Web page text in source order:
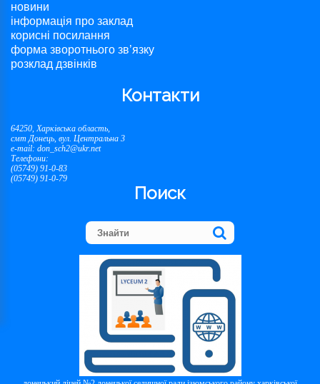
новини
інформація про заклад
корисні посилання
форма зворотнього зв’язку
розклад дзвінків
Контакти
64250, Харківська область,
смт Донець, вул. Центральна 3
e-mail: don_sch2@ukr.net
Телефони:
(05749) 91-0-83
(05749) 91-0-79
Поиск